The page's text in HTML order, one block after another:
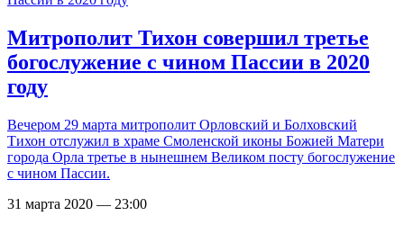
Митрополит Тихон совершил третье
богослужение с чином Пассии в 2020
году
Вечером 29 марта митрополит Орловский и Болховский
Тихон отслужил в храме Смоленской иконы Божией Матери
города Орла третье в нынешнем Великом посту богослужение
с чином Пассии.
31 марта 2020 — 23:00